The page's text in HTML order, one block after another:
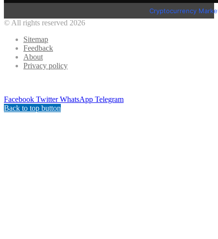
Cryptocurrency
© All rights reserved 2026
Sitemap
Feedback
About
Privacy policy
Facebook Twitter WhatsApp Telegram
Back to top button